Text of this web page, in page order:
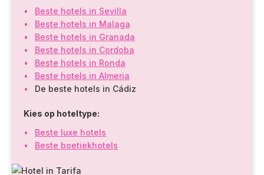
Beste hotels in Sevilla
Beste hotels in Malaga
Beste hotels in Granada
Beste hotels in Cordoba
Beste hotels in Ronda
Beste hotels in Almeria
De beste hotels in Cádiz
Kies op hoteltype:
Beste luxe hotels
Beste boetiekhotels